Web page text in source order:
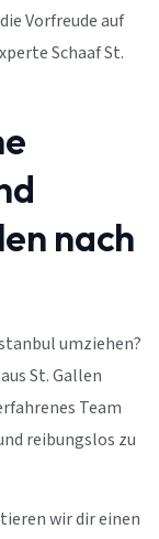
Vorfreude auf
Schaaf St.
nach
umziehen?
St. Gallen
Team
reibungslos zu
wir dir einen